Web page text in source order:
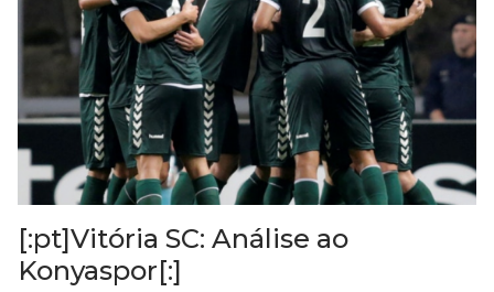
[:pt]Vitória SC: Análise ao
Konyaspor[:]